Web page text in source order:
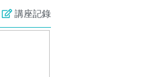
講座記錄